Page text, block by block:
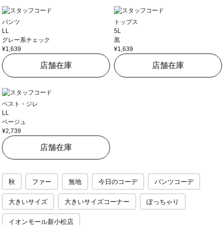
パンツ
LL
グレー系チェック
¥1,639
店舗在庫
トップス
5L
黒
¥1,639
店舗在庫
ベスト・ジレ
LL
ベージュ
¥2,739
店舗在庫
秋 ファー 無地 今日のコーデ パンツコーデ
大きいサイズ 大きいサイズコーナー ぽっちゃり
イオンモール新小松店